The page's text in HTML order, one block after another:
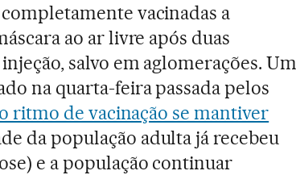
vacinadas a
ao ar livre após duas
salvo em aglomerações. Um
na quarta-feira passada pelos
o ritmo de vacinação se mantiver
da população adulta já recebeu
e a população continuar